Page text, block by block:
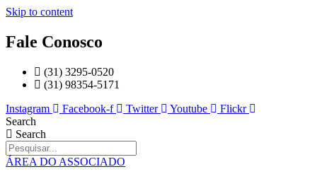
Skip to content
Fale Conosco
(31) 3295-0520
(31) 98354-5171
Instagram
Facebook-f Twitter Youtube
Flickr
Search
Search
ÁREA DO ASSOCIADO